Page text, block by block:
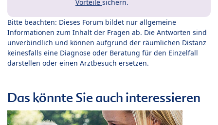
Vorteile sichern.
Bitte beachten: Dieses Forum bildet nur allgemeine
Informationen zum Inhalt der Fragen ab. Die Antworten sind
unverbindlich und können aufgrund der räumlichen Distanz
keinesfalls eine Diagnose oder Beratung für den Einzelfall
darstellen oder einen Arztbesuch ersetzen.
Das könnte Sie auch interessieren